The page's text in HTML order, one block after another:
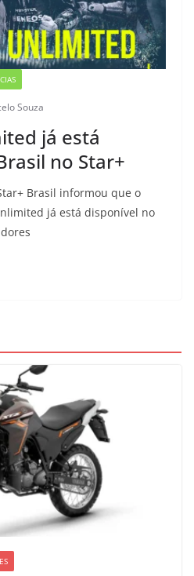
Souza
já está
no Star+
Brasil informou que o
já está disponível no